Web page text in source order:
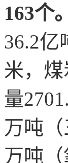
163个。
36.2亿
米，
量
万吨
万吨